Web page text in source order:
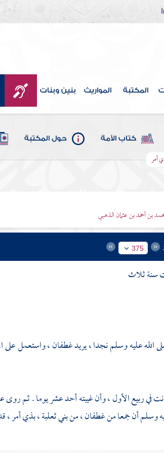
المكتبة المواريث بنين وبنات
كتاب الأمة حول المكتبة
أمر
بن أحمد بن عثمان الذهبي
375
سنة ثلاث
الله عليه وسلمنجدا ،يريدغطفان ،واستعمل على
في ربيع الأول ، وأن غيبته أحد عشر يوما . ثم روى
وسلم أن جمعا منغطفان ،منبني ثعلبة ،بذي أمر ،